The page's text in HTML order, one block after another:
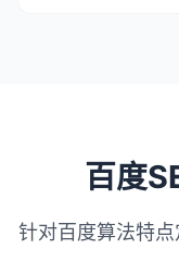
百度
针对百度算法特